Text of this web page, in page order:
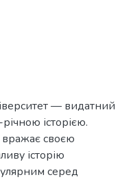
— видатний
історією.
своєю
історію
серед